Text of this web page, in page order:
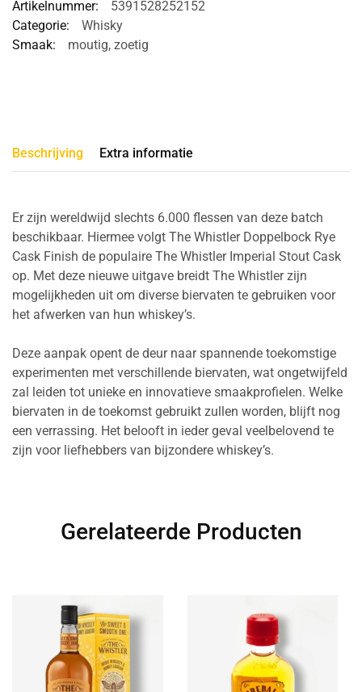
Artikelnummer:
5391528252152
Categorie:
Whisky
Smaak:
moutig, zoetig
Beschrijving Extra informatie
Er zijn wereldwijd slechts 6.000 flessen van deze batch
beschikbaar. Hiermee volgt The Whistler Doppelbock Rye
Cask Finish de populaire The Whistler Imperial Stout Cask
op. Met deze nieuwe uitgave breidt The Whistler zijn
mogelijkheden uit om diverse biervaten te gebruiken voor
het afwerken van hun whiskey’s.
Deze aanpak opent de deur naar spannende toekomstige
experimenten met verschillende biervaten, wat ongetwijfeld
zal leiden tot unieke en innovatieve smaakprofielen. Welke
biervaten in de toekomst gebruikt zullen worden, blijft nog
een verrassing. Het belooft in ieder geval veelbelovend te
zijn voor liefhebbers van bijzondere whiskey’s.
Gerelateerde Producten